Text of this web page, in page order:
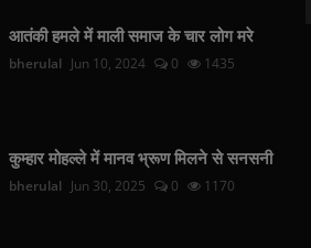
आतंकी हमले में माली समाज के चार लोग मरे
bherulal Jun 10, 2024 0 1435
कुम्हार मोहल्ले में मानव भ्रूण मिलने से सनसनी
bherulal Jun 30, 2025 0 1170